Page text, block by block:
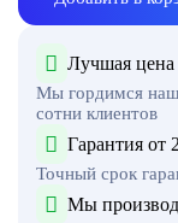
Лучшая цена
Мы гордимся
сотни клиентов
Гарантия от
Точный срок
Мы